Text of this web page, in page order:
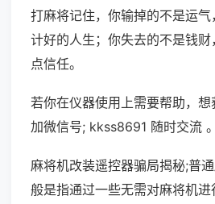
打麻将记住，你输掉的不是运
计好的人生；你失去的不是钱
点信任。
若你在仪器使用上需要帮助，
加微信号; kkss8691 随时交流 。
麻将机改装遥控器骗局揭秘;普
般是指通过一些无需对麻将机